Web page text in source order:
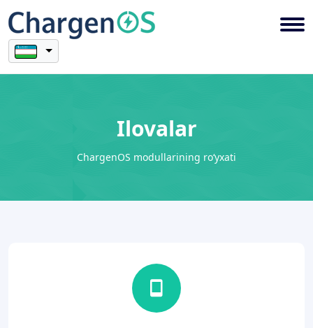
Ilovalar
ChargenOS modullarining ro‘yxati